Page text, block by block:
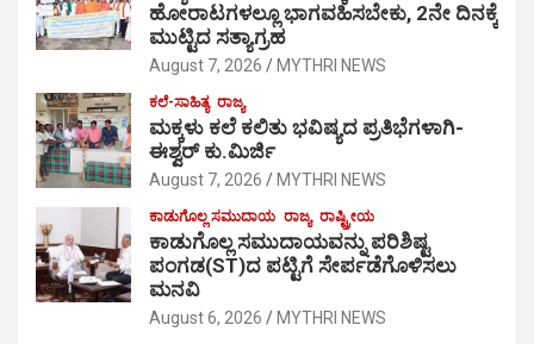
ಹೋರಾಟಗಳಲ್ಲೂ ಭಾಗವಹಿಸಬೇಕು, 2ನೇ ದಿನಕ್ಕೆ
ಮುಟ್ಟಿದ ಸತ್ಯಾಗ್ರಹ
August 7, 2026 MYTHRI NEWS
ಕಲೆ-ಸಾಹಿತ್ಯ ರಾಜ್ಯ
ಮಕ್ಕಳು ಕಲೆ ಕಲಿತು ಭವಿಷ್ಯದ ಪ್ರತಿಭೆಗಳಾಗಿ-
ಈಶ್ವರ್ ಕು.ಮಿರ್ಜಿ
August 7, 2026 MYTHRI NEWS
ಕಾಡುಗೊಲ್ಲ ಸಮುದಾಯ ರಾಜ್ಯ ರಾಷ್ಟ್ರೀಯ
ಕಾಡುಗೊಲ್ಲ ಸಮುದಾಯವನ್ನು ಪರಿಶಿಷ್ಟ
ಪಂಗಡ(ST)ದ ಪಟ್ಟಿಗೆ ಸೇರ್ಪಡೆಗೊಳಿಸಲು
ಮನವಿ
August 6, 2026 MYTHRI NEWS